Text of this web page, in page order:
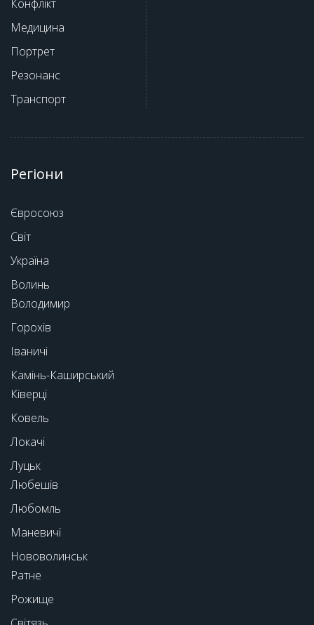
Конфлікт
Медицина
Портрет
Резонанс
Транспорт
Регіони
Євросоюз
Світ
Україна
Волинь
Володимир
Горохів
Іваничі
Камінь-Каширський
Ківерці
Ковель
Локачі
Луцьк
Любешів
Любомль
Маневичі
Нововолинськ
Ратне
Рожище